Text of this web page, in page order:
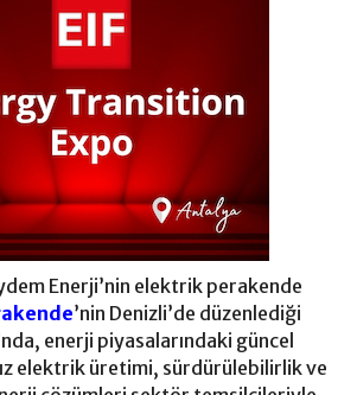
Enerji’nin elektrik perakende
’nin Denizli’de düzenlediği
enerji piyasalarındaki güncel
elektrik üretimi, sürdürülebilirlik ve